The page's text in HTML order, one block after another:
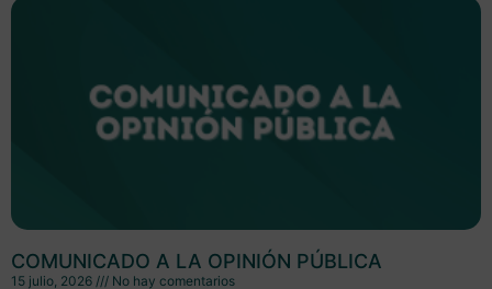
COMUNICADO A LA OPINIÓN PÚBLICA
15 julio, 2026 No hay comentarios